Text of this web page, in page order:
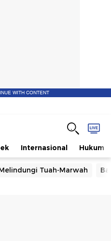
WITH CONTENT
Internasional Hukum
Tuah-Marwah